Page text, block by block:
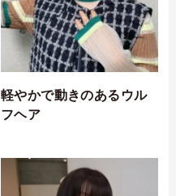
軽やかで動きのあるウル
フヘア